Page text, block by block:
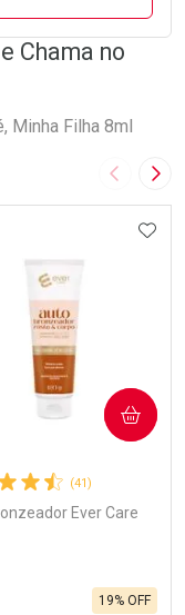
Chama no
Minha Filha 8ml
Imagem
AOS FAVORITOS
(41)
Ever Care
19% OFF
COMPRAR